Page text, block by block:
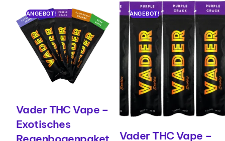
ANGEBOT!
Vader THC Vape –
Exotisches
ANGEBOT!
Vader THC Vape –